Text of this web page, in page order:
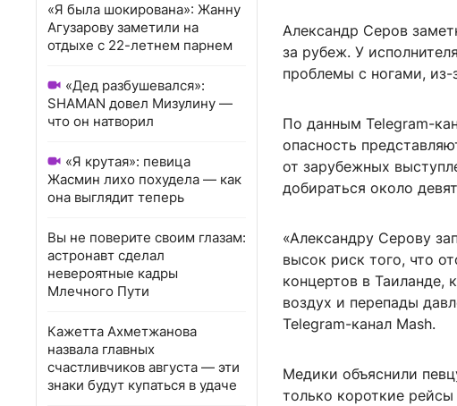
«Я была шокирована»: Жанну
Агузарову заметили на
отдыхе с 22-летнем парнем
«Дед разбушевался»:
SHAMAN довел Мизулину —
что он натворил
«Я крутая»: певица
Жасмин лихо похудела — как
она выглядит теперь
Вы не поверите своим глазам:
астронавт сделал
невероятные кадры
Млечного Пути
Кажетта Ахметжанова
назвала главных
счастливчиков августа — эти
знаки будут купаться в удаче
Александр Серов
за рубеж. У
проблемы с ногами,
По данным Telegram-
опасность
от зарубежных
добираться около
«Александру Серову
высок риск того, что
концертов в Таиланде,
воздух и перепады
Telegram-канал Mash.
Медики объяснили
только короткие